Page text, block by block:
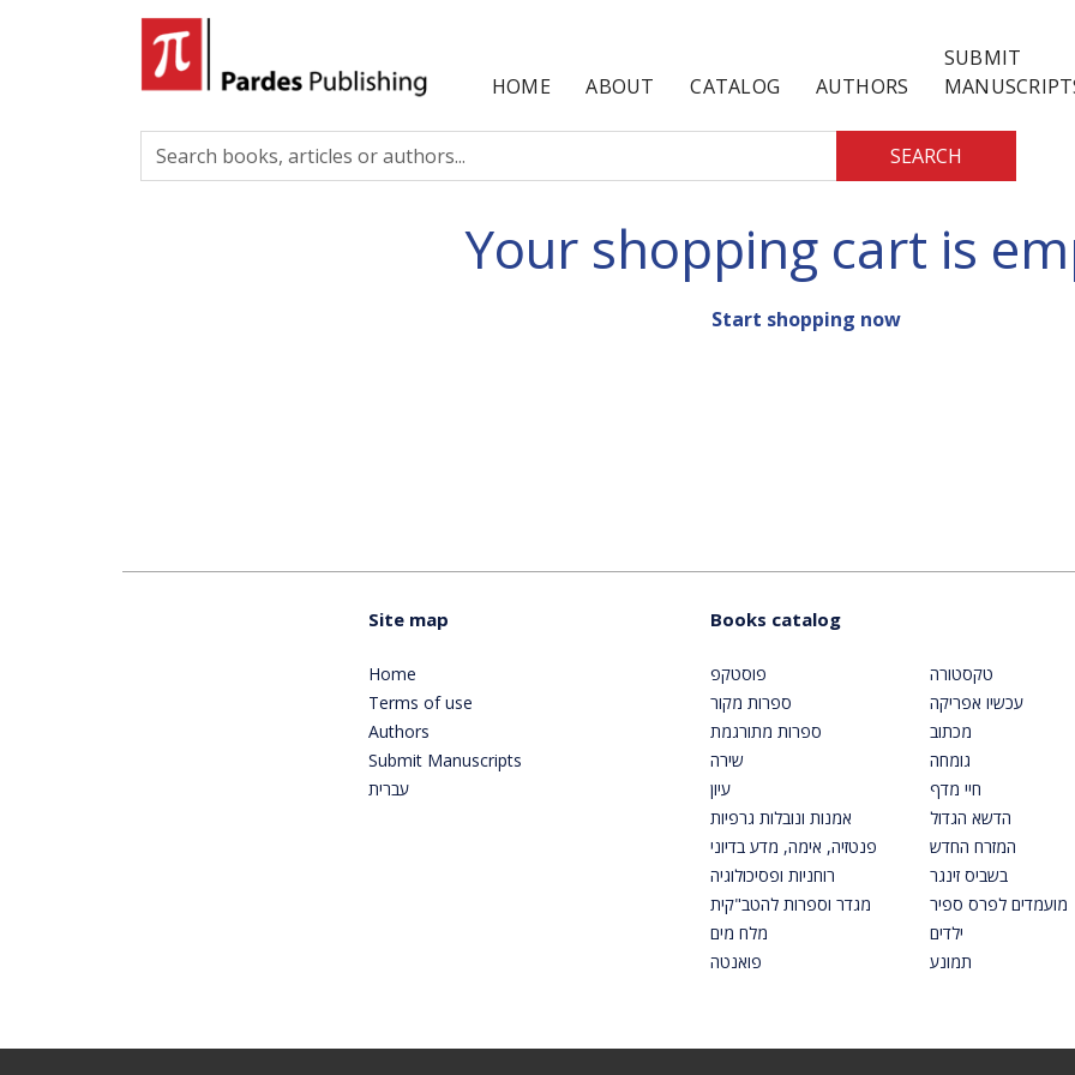
HOME ABOUT CATALOG AUTHORS
SUBMIT
SEARCH
Your shopping cart is
Start shopping now
Site map
Home
Terms of use
Authors
Submit Manuscripts
עברית
Books catalog
פוסטקפ
ספרות מקור
ספרות מתורגמת
שירה
עיון
אמנות ונובלות גרפיות
פנטזיה, אימה, מדע בדיוני
רוחניות ופסיכולוגיה
מגדר וספרות להטב"קית
מלח מים
פואנטה
טקסטורה
עכשיו אפריקה
מכתוב
גומחה
חיי מדף
הדשא הגדול
המזרח החדש
בשביס זינגר
מועמדים לפרס ספיר
ילדים
תמונע